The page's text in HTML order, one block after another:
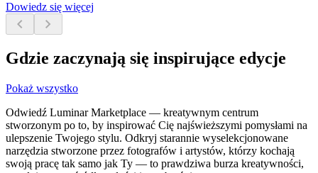
Dowiedz się więcej
chevron_left chevron_right
Gdzie zaczynają się inspirujące edycje
Pokaż wszystko
Odwiedź Luminar Marketplace — kreatywnym centrum
stworzonym po to, by inspirować Cię najświeższymi pomysłami na
ulepszenie Twojego stylu. Odkryj starannie wyselekcjonowane
narzędzia stworzone przez fotografów i artystów, którzy kochają
swoją pracę tak samo jak Ty — to prawdziwa burza kreatywności,